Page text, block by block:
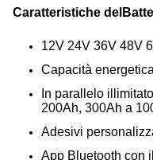
Caratteristiche del
12V 24V 36V 48V
Capacità
In parallelo
200Ah, 300Ah a
Adesivi
App Bluetooth con